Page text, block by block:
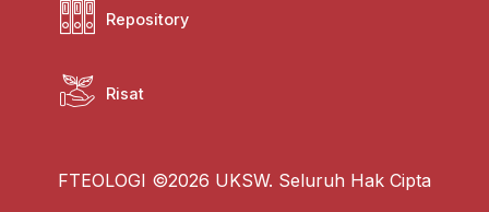
Repository
Risat
FTEOLOGI ©2026 UKSW. Seluruh Hak Cipta